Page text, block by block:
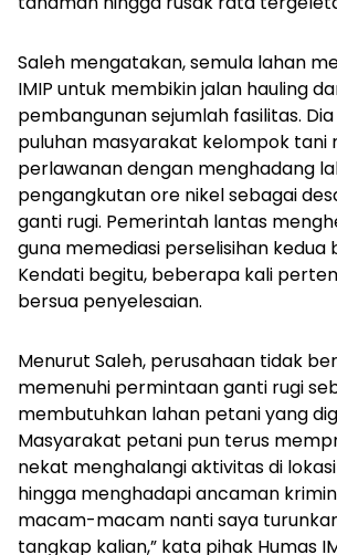
Saleh mengatakan, semula lahan
IMIP untuk membikin jalan hauling
pembangunan sejumlah fasilitas.
puluhan masyarakat kelompok tani
perlawanan dengan menghadang
pengangkutan ore nikel sebagai
ganti rugi. Pemerintah lantas
guna memediasi perselisihan kedua
Kendati begitu, beberapa kali
bersua penyelesaian.
Menurut Saleh, perusahaan tidak
memenuhi permintaan ganti rugi
membutuhkan lahan petani yang
Masyarakat petani pun terus
nekat menghalangi aktivitas di
hingga menghadapi ancaman
macam-macam nanti saya
tangkap kalian,” kata pihak Humas